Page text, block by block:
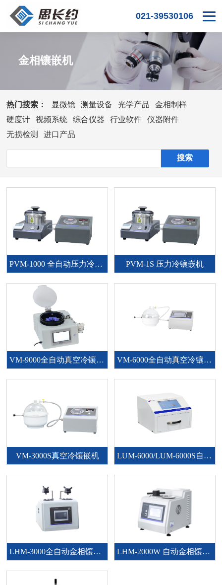
021-39530106
金相镶嵌机
热门搜索： 显微镜 测量设备 光学产品
金相制样
硬度计
视频系统 综合仪器 行业软件
仪器附件
无损检测
进口产品
PVM-1000 全自动压力冷镶嵌机 PVM-1S 压力冷镶嵌机
VM-9000全自动真空冷镶嵌机 VM-6000全自动真空冷镶嵌机
VM-3000S真空冷镶嵌机 LUM-6000/LUM-6000S自动光固化冷镶嵌机
LHM-3000全自动金相镶嵌机 LHM-3000D全自动金相镶嵌机（双工位） LHM-2000W 自动金相镶嵌机